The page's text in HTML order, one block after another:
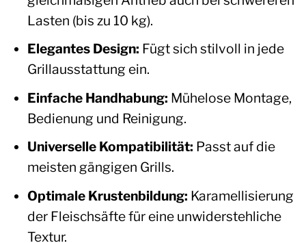
Lasten (bis zu 10 kg).
Elegantes Design: Fügt sich stilvoll in jede
Grillausstattung ein.
Einfache Handhabung: Mühelose Montage,
Bedienung und Reinigung.
Universelle Kompatibilität: Passt auf die
meisten gängigen Grills.
Optimale Krustenbildung: Karamellisierung
der Fleischsäfte für eine unwiderstehliche
Textur.